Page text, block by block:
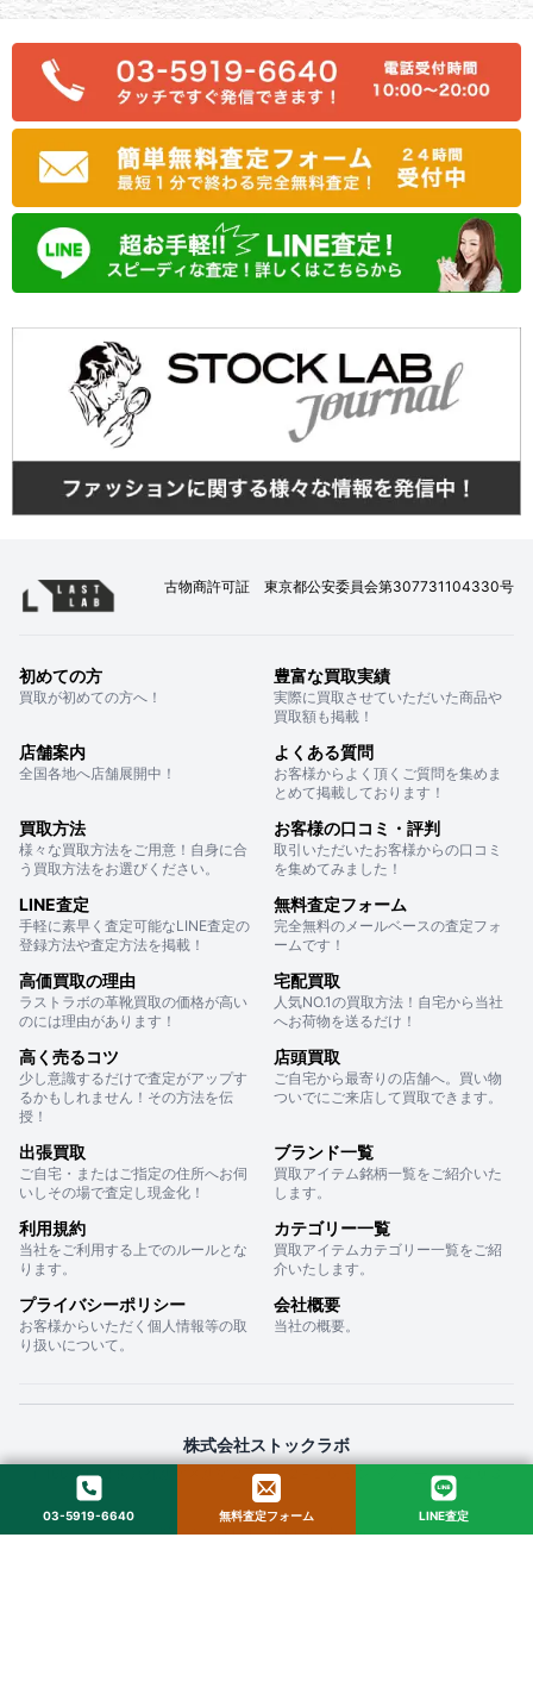
古物商許可証 東京都公安委員会第307731104330号
初めての方
買取が初めての方へ！
豊富な買取実績
実際に買取させていただいた商品や
買取額も掲載！
店舗案内
全国各地へ店舗展開中！
よくある質問
お客様からよく頂くご質問を集めま
とめて掲載しております！
買取方法
様々な買取方法をご用意！自身に合
う買取方法をお選びください。
お客様の口コミ・評判
取引いただいたお客様からの口コミ
を集めてみました！
LINE査定
手軽に素早く査定可能なLINE査定の
登録方法や査定方法を掲載！
無料査定フォーム
完全無料のメールベースの査定フォ
ームです！
高価買取の理由
ラストラボの革靴買取の価格が高い
のには理由があります！
宅配買取
人気NO.1の買取方法！自宅から当社
へお荷物を送るだけ！
高く売るコツ
少し意識するだけで査定がアップす
るかもしれません！その方法を伝
授！
店頭買取
ご自宅から最寄りの店舗へ。買い物
ついでにご来店して買取できます。
出張買取
ご自宅・またはご指定の住所へお伺
いしその場で査定し現金化！
ブランド一覧
買取アイテム銘柄一覧をご紹介いた
します。
利用規約
当社をご利用する上でのルールとな
ります。
カテゴリー一覧
買取アイテムカテゴリー一覧をご紹
介いたします。
プライバシーポリシー
お客様からいただく個人情報等の取
り扱いについて。
会社概要
当社の概要。
株式会社ストックラボ
〒160-0022 東京都新宿区新宿２丁目１２−１６ セントフォービル ２０３
© 2025 StockLab. All Rights Reserved.
03-5919-6640 無料査定フォーム LINE査定